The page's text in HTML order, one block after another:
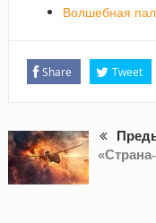
Волшебная
Share Tweet